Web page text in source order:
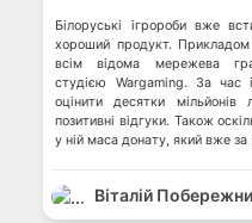
Білоруські ігророби вже
хороший продукт.
всім відома мережева
студією Wargaming. За час
оцінити десятки
позитивні відгуки. Також
у ній маса донату, який вже
Віталій